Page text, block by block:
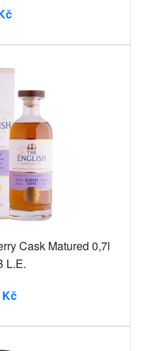
Cask Matured 0,7l
L.E.
Kč